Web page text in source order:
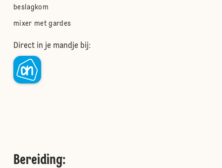
beslagkom
mixer met gardes
Direct in je mandje bij:
Bereiding: